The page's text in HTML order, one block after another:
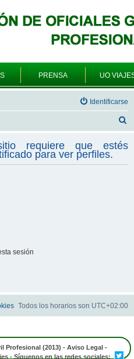
PRENSA UO
Identificarse
s
c
requiere que estés
para ver perfiles.
sesión
Todos los horarios son UTC+02:00
Profesional (2013) - Aviso Legal -
- Síguenos en las redes sociales: